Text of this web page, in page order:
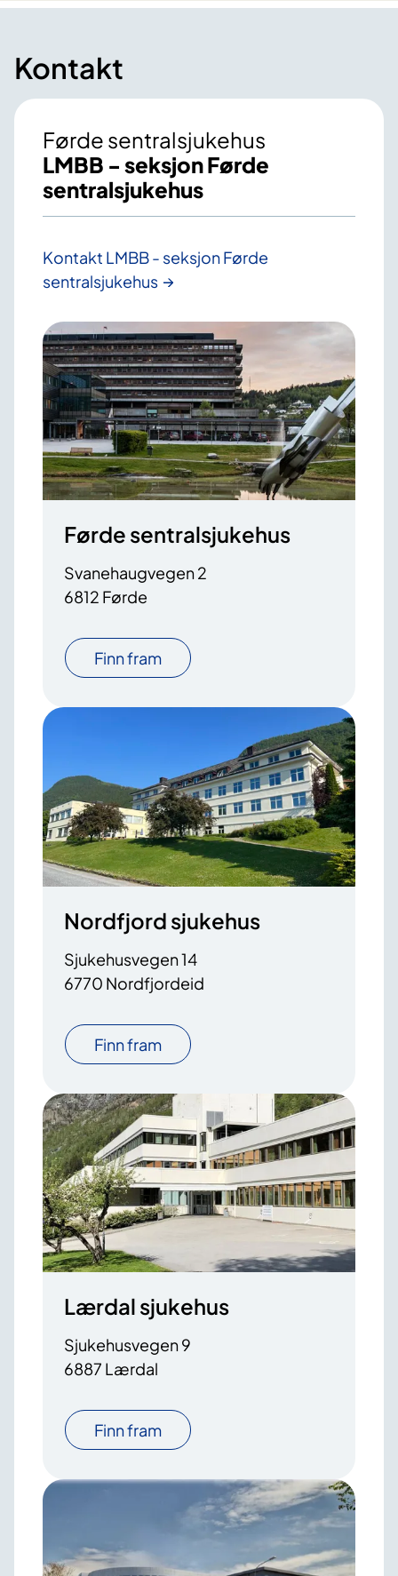
Kontakt
Førde sentralsjukehus
LMBB - seksjon Førde
sentralsjukehus
Kontakt LMBB - seksjon Førde
sentralsjukehus
Førde sentralsjukehus
Svanehaugvegen 2
6812 Førde
Finn fram
Nordfjord sjukehus
Sjukehusvegen 14
6770 Nordfjordeid
Finn fram
Lærdal sjukehus
Sjukehusvegen 9
6887 Lærdal
Finn fram